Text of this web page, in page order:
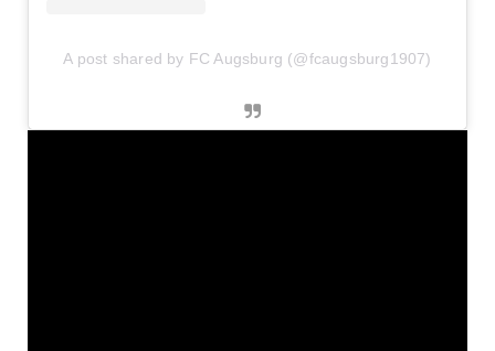
A post shared by FC Augsburg (@fcaugsburg1907)